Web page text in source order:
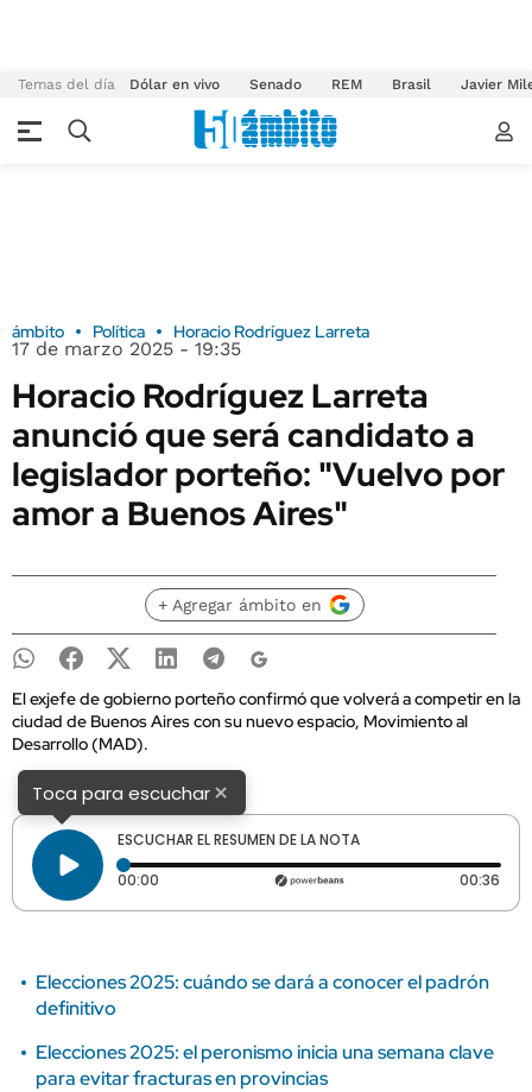
Temas del día Dólar en vivo Senado REM Brasil Javier
ámbito Política Horacio Rodríguez Larreta
17 de marzo 2025 - 19:35
Horacio Rodríguez Larreta
anunció que será candidato a
legislador porteño: "Vuelvo por
amor a Buenos Aires"
+ Agregar ámbito en
El exjefe de gobierno porteño confirmó que volverá a competir en la
ciudad de Buenos Aires con su nuevo espacio, Movimiento al
Desarrollo (MAD).
Toca para escuchar×
ESCUCHAR EL RESUMEN DE LA NOTA
00:00 Tiempo transcurrido: 0 segundos 00:36
Elecciones 2025: cuándo se dará a conocer el padrón
definitivo
Elecciones 2025: el peronismo inicia una semana clave
para evitar fracturas en provincias